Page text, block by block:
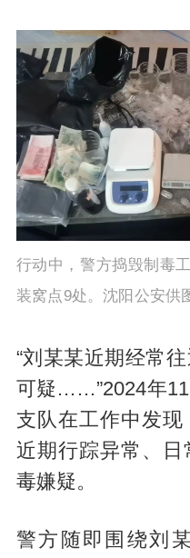
行动中，警方捣毁制毒
装窝点9处。沈阳公安供
“刘某某近期经常
可疑……”2024年
支队在工作中发
近期行踪异常、
毒嫌疑。
警方随即围绕刘